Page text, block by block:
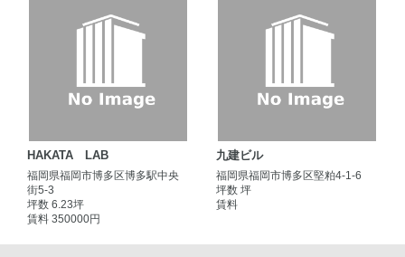
HAKATA LAB
福岡県福岡市博多区博多駅中央
街5-3
坪数 6.23坪
賃料 350000円
九建ビル
福岡県福岡市博多区堅粕4-1-6
坪数 坪
賃料